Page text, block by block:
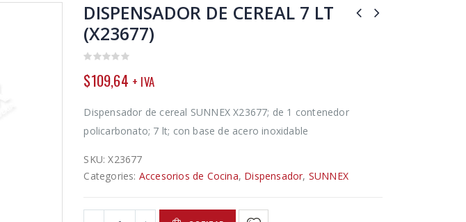
DISPENSADOR DE CEREAL 7 LT
(X23677)
out
of
$109,64 + IVA
Dispensador de cereal SUNNEX X23677; de 1 contenedor
policarbonato; 7 lt; con base de acero inoxidable
SKU:X23677
Categories: Accesorios de Cocina, Dispensador, SUNNEX